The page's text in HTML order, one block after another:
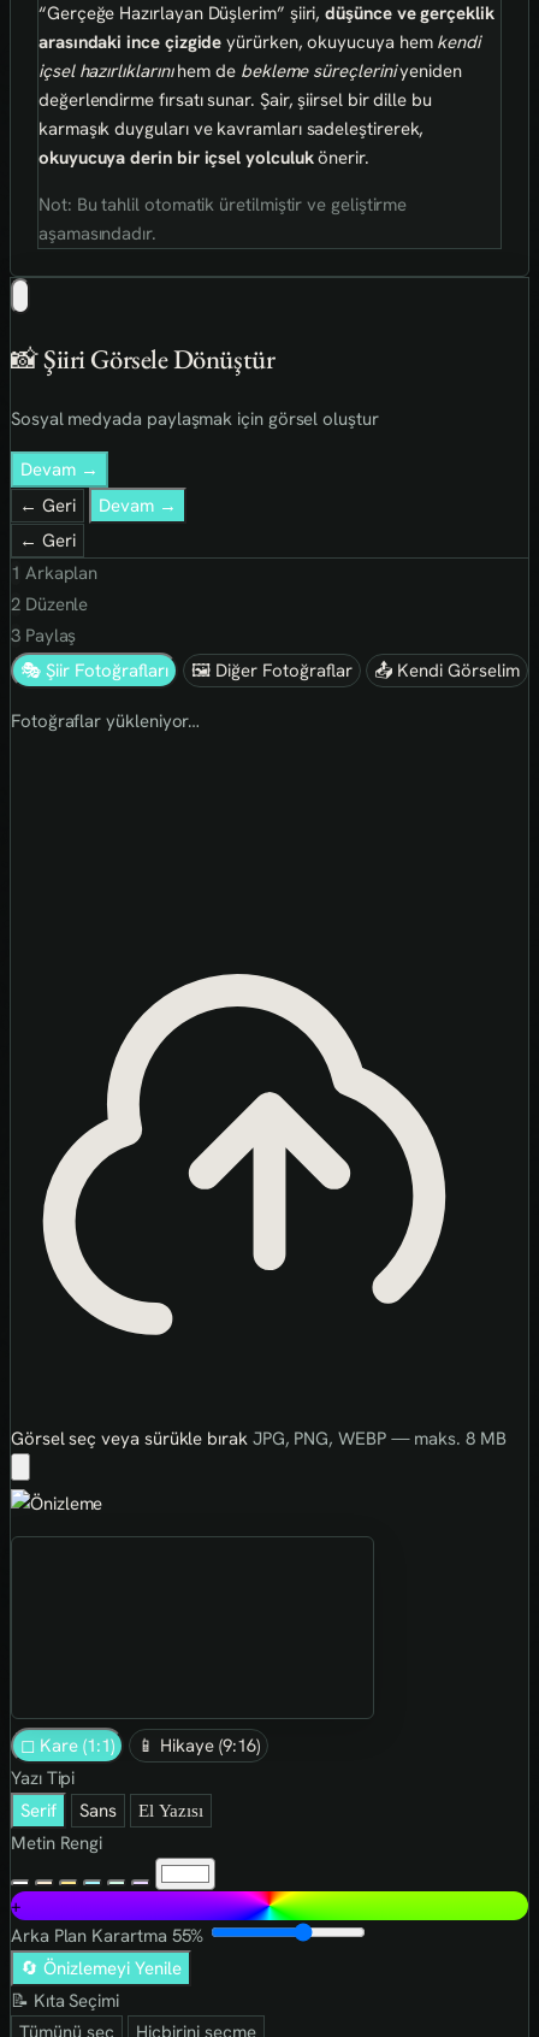
“Gerçeğe Hazırlayan Düşlerim” şiiri,düşünce ve gerçeklik
arasındaki ince çizgide yürürken, okuyucuya hem kendi
içsel hazırlıklarınıhem de bekleme süreçleriniyeniden
değerlendirme fırsatı sunar. Şair, şiirsel bir dille bu
karmaşık duyguları ve kavramları sadeleştirerek,
okuyucuya derin bir içsel yolculukönerir.
Not: Bu tahlil otomatik üretilmiştir ve geliştirme
aşamasındadır.
📸 Şiiri Görsele Dönüştür
Sosyal medyada paylaşmak için görsel oluştur
Devam →
← Geri
Devam →
← Geri
1 Arkaplan
2Düzenle
3Paylaş
🎭 Şiir Fotoğrafları
🖼 Diğer Fotoğraflar 📤 Kendi Görselim
Fotoğraflar yükleniyor…
Görsel seç veya sürükle bırak JPG, PNG, WEBP — maks. 8 MB
◻ Kare (1:1)
📱 Hikaye (9:16)
Yazı Tipi
Serif
Sans El Yazısı
Metin Rengi
+
Arka Plan Karartma 55%
🔄 Önizlemeyi Yenile
📝 Kıta Seçimi
Tümünü seç
Hiçbirini seçme